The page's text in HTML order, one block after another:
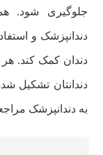
جلوگیری شود.
دندانپزشک و
دندان کمک کند.
دندانتان تشکیل
به دندانپزشک